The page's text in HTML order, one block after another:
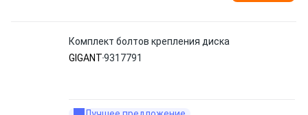
Комплект болтов крепления диска
GIGANT9317791